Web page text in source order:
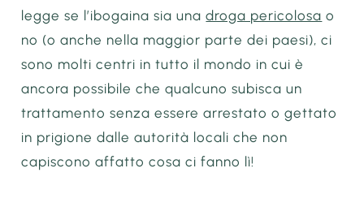
legge se l’ibogaina sia unadroga pericolosa o
no (o anche nella maggior parte dei paesi), ci
sono molti centri in tutto il mondo in cui è
ancora possibile che qualcuno subisca un
trattamento senza essere arrestato o gettato
in prigione dalle autorità locali che non
capiscono affatto cosa ci fanno lì!